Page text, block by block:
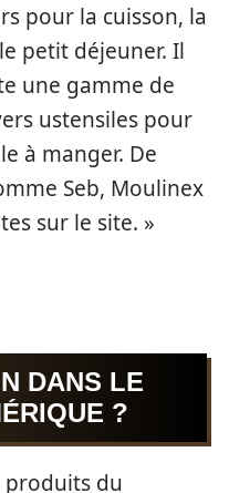
pour la cuisson, la
petit déjeuner. Il
une gamme de
ustensiles pour
à manger. De
Seb, Moulinex
sur le site. »
DANS LE
?
produits du